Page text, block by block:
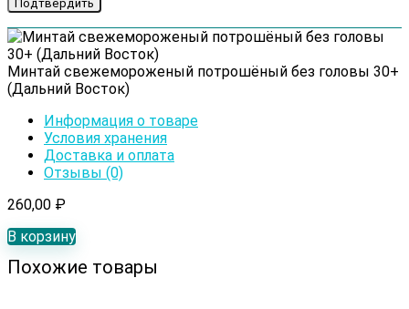
Минтай cвежемороженый потрошёный без головы 30+
(Дальний Восток)
Информация о товаре
Условия хранения
Доставка и оплата
Отзывы (0)
260,00 ₽
В корзину
Похожие товары